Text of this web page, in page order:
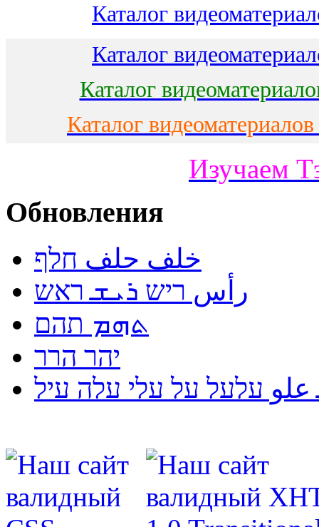
Каталог
Каталог
Каталог
Каталог
Изучаем
Обновления
خلف حلف חלף
رأس ריש ܪܝܫ ראש
ܬܗܡ תהם
יהר הרר
עלעל על עלי עלה עיל